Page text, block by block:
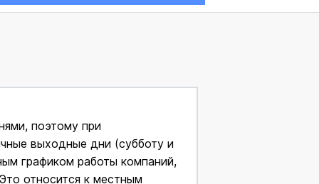
поэтому при
выходные дни (субботу и
графиком работы компаний,
относится к местным